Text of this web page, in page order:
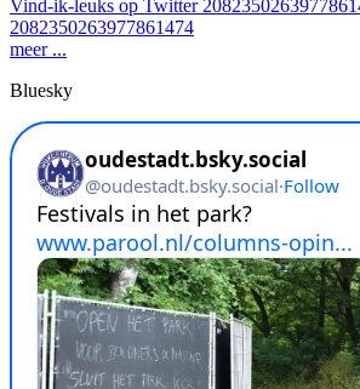
Vind-ik-leuks op Twitter
2082350263977861474
meer ...
Bluesky